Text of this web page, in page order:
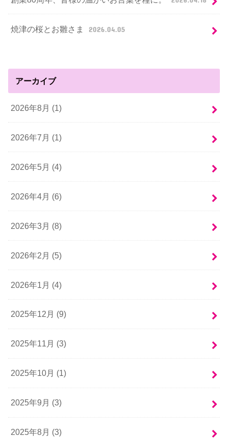
焼津の桜とお雛さま 2026.04.05
アーカイブ
2026年8月 (1)
2026年7月 (1)
2026年5月 (4)
2026年4月 (6)
2026年3月 (8)
2026年2月 (5)
2026年1月 (4)
2025年12月 (9)
2025年11月 (3)
2025年10月 (1)
2025年9月 (3)
2025年8月 (3)